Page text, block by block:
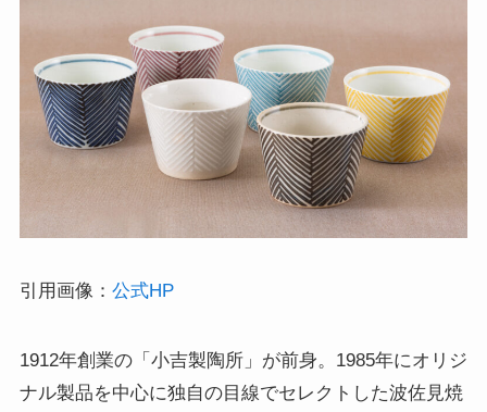
引用画像： 公式HP
1912年創業の「小吉製陶所」が前身。1985年にオリジ
ナル製品を中心に独自の目線でセレクトした波佐見焼